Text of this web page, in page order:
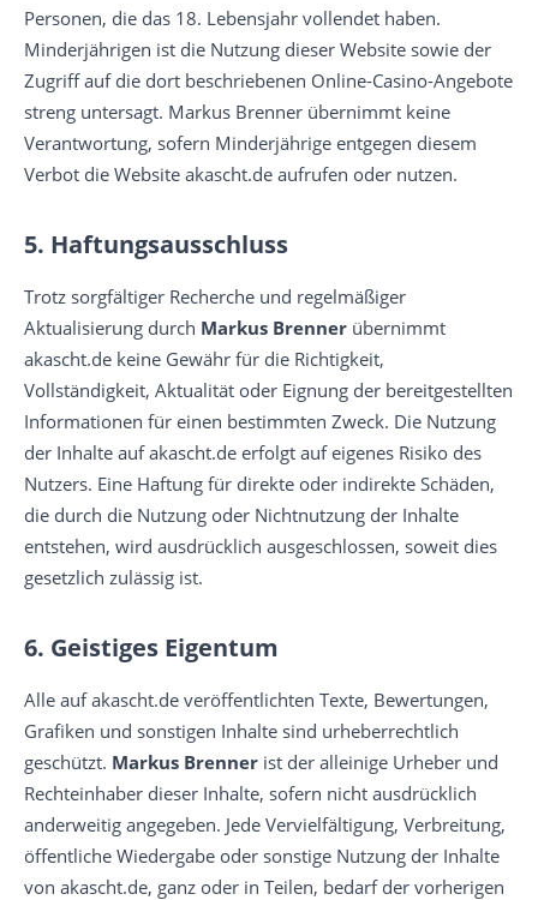
Personen, die das 18. Lebensjahr vollendet haben.
Minderjährigen ist die Nutzung dieser Website sowie der
Zugriff auf die dort beschriebenen Online-Casino-Angebote
streng untersagt. Markus Brenner übernimmt keine
Verantwortung, sofern Minderjährige entgegen diesem
Verbot die Website akascht.de aufrufen oder nutzen.
5. Haftungsausschluss
Trotz sorgfältiger Recherche und regelmäßiger
Aktualisierung durch Markus Brenner übernimmt
akascht.de keine Gewähr für die Richtigkeit,
Vollständigkeit, Aktualität oder Eignung der bereitgestellten
Informationen für einen bestimmten Zweck. Die Nutzung
der Inhalte auf akascht.de erfolgt auf eigenes Risiko des
Nutzers. Eine Haftung für direkte oder indirekte Schäden,
die durch die Nutzung oder Nichtnutzung der Inhalte
entstehen, wird ausdrücklich ausgeschlossen, soweit dies
gesetzlich zulässig ist.
6. Geistiges Eigentum
Alle auf akascht.de veröffentlichten Texte, Bewertungen,
Grafiken und sonstigen Inhalte sind urheberrechtlich
geschützt. Markus Brenner ist der alleinige Urheber und
Rechteinhaber dieser Inhalte, sofern nicht ausdrücklich
anderweitig angegeben. Jede Vervielfältigung, Verbreitung,
öffentliche Wiedergabe oder sonstige Nutzung der Inhalte
von akascht.de, ganz oder in Teilen, bedarf der vorherigen